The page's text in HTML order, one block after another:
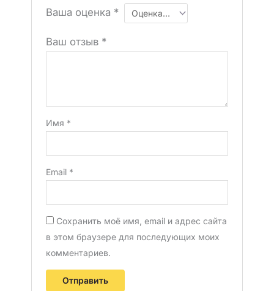
Ваша оценка *
Ваш отзыв *
Имя *
Email *
Сохранить моё имя, email и адрес сайта
в этом браузере для последующих моих
комментариев.